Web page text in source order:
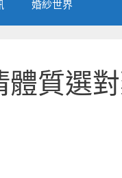
婚紗世界
體質選